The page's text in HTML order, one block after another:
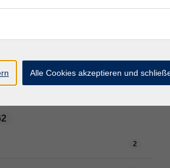
14
2
Alle Cookies akzeptieren und